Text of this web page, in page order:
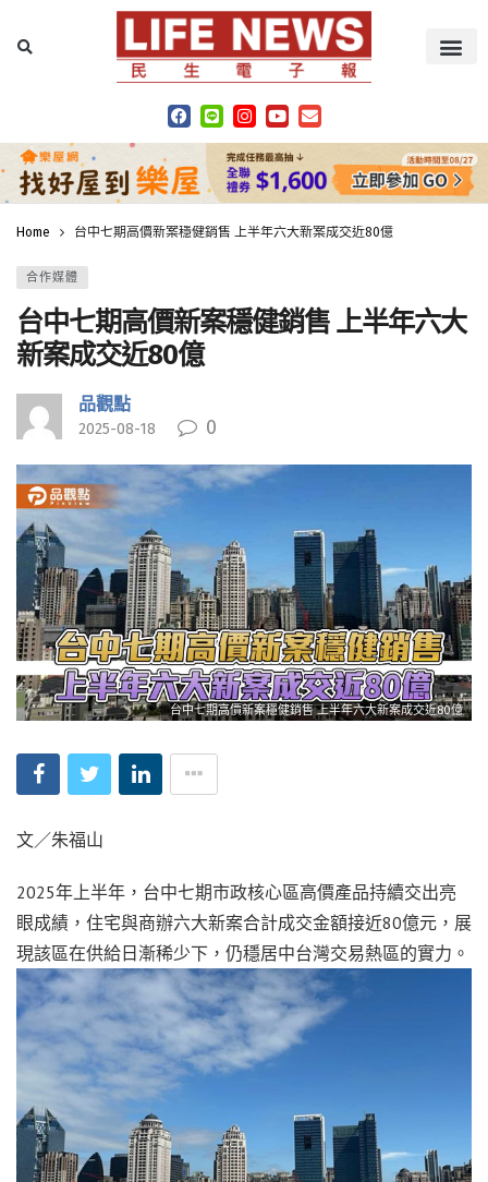
Home 台中七期高價新案穩健銷售 上半年六大新案成交近80億
合作媒體
台中七期高價新案穩健銷售 上半年六大
新案成交近80億
品觀點
2025-08-18 0
台中七期高價新案穩健銷售 上半年六大新案成交近80億
文／朱福山
2025年上半年，台中七期市政核心區高價產品持續交出亮
眼成績，住宅與商辦六大新案合計成交金額接近80億元，展
現該區在供給日漸稀少下，仍穩居中台灣交易熱區的實力。